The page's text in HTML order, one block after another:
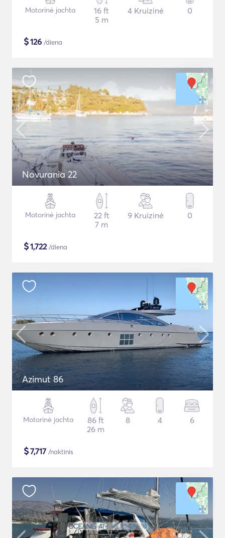
Motorinė jachta
16 ft
5 m
4 Kruizinė 0
$126 /diena
Novurania 22
Motorinė jachta
22 ft
7 m
9 Kruizinė 0
$1,722/diena
Azimut 86
Motorinė jachta
86 ft
26 m
8 4 6
$7,717 /naktinis